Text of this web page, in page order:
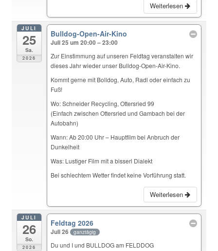
Weiterlesen
JULI
25
Sa.
2026
Bulldog-Open-Air-Kino
Juli 25 um 20:00 – 23:00
Zur Einstimmung auf unseren Feldtag veranstalten wir
dieses Jahr wieder unser Bulldog-Open-Air-Kino.
Kommt gerne mit Bolldog, Auto, Radl oder einfach zu
Fuß!
Wo: Schneider Recycling, Ottersried 99
(Einfach zwischen Ottersried und Gambach bei der
Autobahn)
Wann: Ab 20:00 Uhr – Hauptfilm bei Anbruch der
Dunkelheit
Was: Lustiger Film mit a bisserl Dialekt
Bei schlechtem Wetter findet keine Vorführung statt.
Weiterlesen
JULI
26
So.
2026
Feldtag 2026
Juli 26 ganztägig
Du und I und BULLDOG am FELDDOG